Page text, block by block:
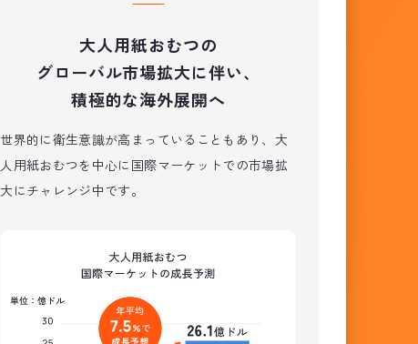
大人用紙おむつの
グローバル市場拡大に伴い、
積極的な海外展開へ
世界的に衛生意識が高まっていることもあり、大
人用紙おむつを中心に国際マーケットでの市場拡
大にチャレンジ中です。